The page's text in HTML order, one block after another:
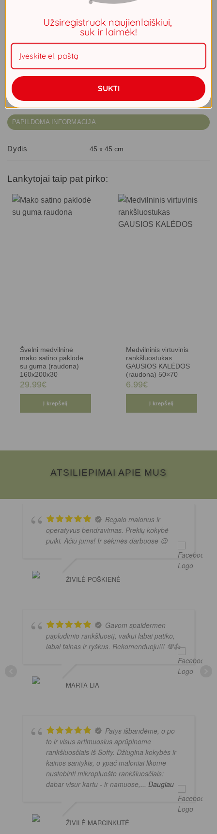
Prašome atkreipti dėmesį, kad prekės pristatymo terminas
– iki 2 savaičių. Visas prekes, užsakytas kartu, gausite ta
produkto kiekis: Pagalvėlės užvalkalas SOFIA/1 45X45 tamsios mėtos
Į krepšelį
PAPILDOMA INFORMACIJA
Dydis 45 x 45 cm
Lankytojai taip pat pirko:
Švelni medvilninė
mako satino paklodė
su guma (raudona)
160x200x30
29.99€
Į krepšelį
Medvilninis virtuvinis
rankšluostukas
GAUSIOS KALĖDOS
(raudona) 50×70
6.99€
Į krepšelį
ATSILIEPIMAI APIE MUS
Begalo malonus ir
operatyvus bendravimas. Prekių kokybė
puiki. Ačiū jums! Ir sėkmės darbuose 😉
ŽIVILĖ POŠKIENĖ
Gavom spaidermen
paplūdimio rankšluostį, vaikui labai patiko,
labai fainas ir ryškus. Rekomenduoju!!! 💯👍
MARTA LIA
Patys išbandėme, o po
to ir visus artimuosius aprūpinome
rankšluosčiais iš Softy. Džiugina kokybės ir
kainos santykis, o ypač maloniai likome
nustebinti mikropluošto rankšluosčiais:
dabar visur kartu - ir namuose,... Daugiau
ŽIVILĖ MARCINKUTĖ
Užsiregistruok naujienlaiškiui,
suk ir laimėk!
SUKTI